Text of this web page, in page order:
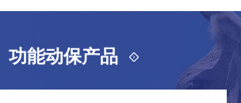
功能动保产品